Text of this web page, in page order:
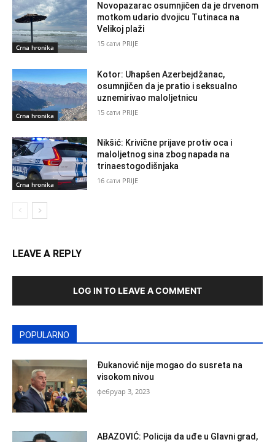
Crna hronika
Novopazarac osumnjičen da je drvenom
motkom udario dvojicu Tutinaca na
Velikoj plaži
15 сати PRIJE
Crna hronika
Kotor: Uhapšen Azerbejdžanac,
osumnjičen da je pratio i seksualno
uznemirivao maloljetnicu
15 сати PRIJE
Crna hronika
Nikšić: Krivične prijave protiv oca i
maloljetnog sina zbog napada na
trinaestogodišnjaka
16 сати PRIJE
LEAVE A REPLY
LOG IN TO LEAVE A COMMENT
POPULARNO
Đukanović nije mogao do susreta na
visokom nivou
фебруар 3, 2023
ABAZOVIĆ: Policija da uđe u Glavni grad,